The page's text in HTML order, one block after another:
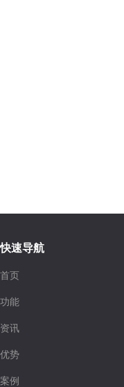
快速导航
首页
功能
资讯
优势
案例